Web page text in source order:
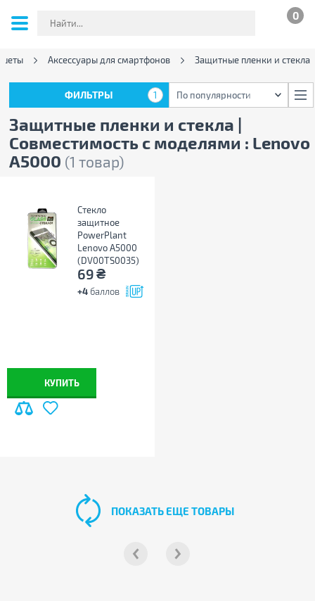
0
Аксессуары для смартфонов Защитные пленки и стекла
Защитные пленки и стекла |
Совместимость с моделями : Lenovo
A5000 (1 товар)
ФИЛЬТРЫ 1 По популярности
Стекло
защитное
PowerPlant
Lenovo A5000
(DV00TS0035)
69₴
+4 баллов
КУПИТЬ
ПОКАЗАТЬ ЕЩЕ ТОВАРЫ
ФИЛЬТРЫ 1 По популярности